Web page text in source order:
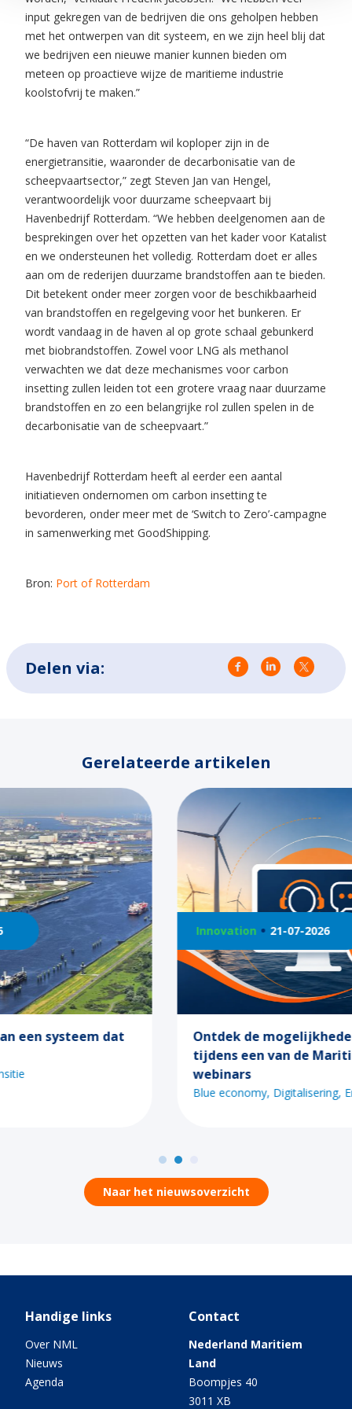
input gekregen van de bedrijven die ons geholpen hebben
met het ontwerpen van dit systeem, en we zijn heel blij dat
we bedrijven een nieuwe manier kunnen bieden om
meteen op proactieve wijze de maritieme industrie
koolstofvrij te maken.”
“De haven van Rotterdam wil koploper zijn in de
energietransitie, waaronder de decarbonisatie van de
scheepvaartsector,” zegt Steven Jan van Hengel,
verantwoordelijk voor duurzame scheepvaart bij
Havenbedrijf Rotterdam. “We hebben deelgenomen aan de
besprekingen over het opzetten van het kader voor Katalist
en we ondersteunen het volledig. Rotterdam doet er alles
aan om de rederijen duurzame brandstoffen aan te bieden.
Dit betekent onder meer zorgen voor de beschikbaarheid
van brandstoffen en regelgeving voor het bunkeren. Er
wordt vandaag in de haven al op grote schaal gebunkerd
met biobrandstoffen. Zowel voor LNG als methanol
verwachten we dat deze mechanismes voor carbon
insetting zullen leiden tot een grotere vraag naar duurzame
brandstoffen en zo een belangrijke rol zullen spelen in de
decarbonisatie van de scheepvaart.”
Havenbedrijf Rotterdam heeft al eerder een aantal
initiatieven ondernomen om carbon insetting te
bevorderen, onder meer met de ‘Switch to Zero’-campagne
in samenwerking met GoodShipping.
Bron: Port of Rotterdam
Delen via:
Gerelateerde artikelen
Innovation 21-07-2026
Ontdek de mogelijkheden van Call 2
tijdens een van de Maritiem Masterplan
Energietransitie
Naar het nieuwsoverzicht
Handige links
Over NML
Nieuws
Agenda
Contact
Nederland Maritiem
Land
Boompjes 40
3011 XB